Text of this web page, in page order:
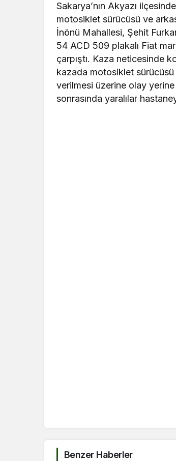
Sakarya’nın Akyazı
motosiklet sürücüsü ve
İnönü Mahallesi, Şehit
54 ACD 509 plakalı Fiat
çarpıştı. Kaza neticesinde
kazada motosiklet sürücüsü
verilmesi üzerine olay
sonrasında yaralılar
Benzer Haberler